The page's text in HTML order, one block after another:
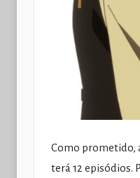
Como prometido,
terá 12 episódios.